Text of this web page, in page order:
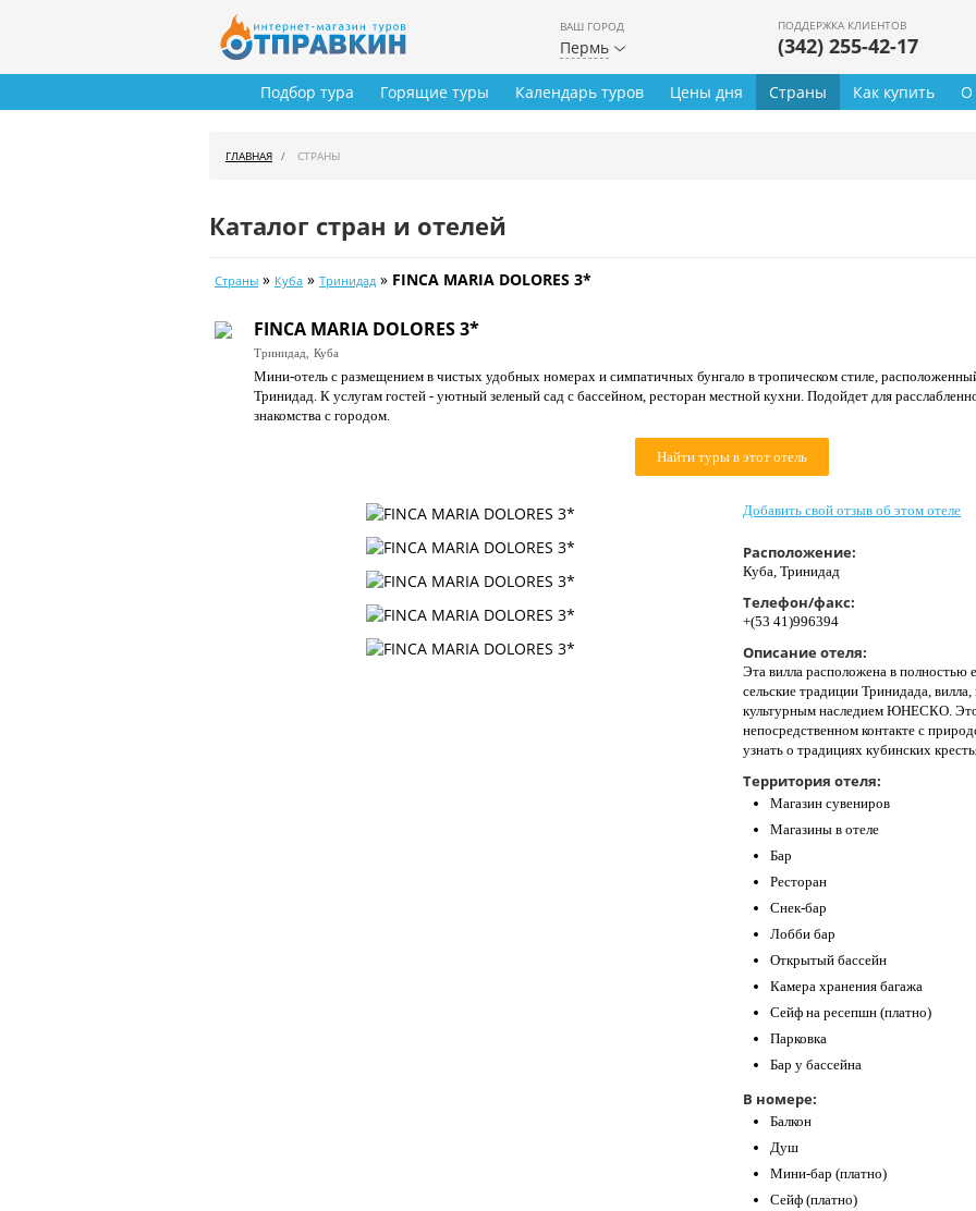
ВАШ ГОРОД
Пермь
ПОДДЕРЖКА КЛИЕНТОВ
(342) 255-42-17
Подбор тура Горящие туры Календарь туров Цены дня Страны Как купить О
ГЛАВНАЯ СТРАНЫ
Каталог стран и отелей
Страны » Куба » Тринидад » FINCA MARIA DOLORES 3*
FINCA MARIA DOLORES 3*
Тринидад, Куба
Мини-отель с размещением в чистых удобных номерах и симпатичных бунгало в тропическом стиле,
Тринидад. К услугам гостей - уютный зеленый сад с бассейном, ресторан местной кухни. Подойдет для
знакомства с городом.
Найти туры в этот отель
Добавить свой отзыв об этом отеле
Расположение:
Куба, Тринидад
Телефон/факс:
+(53 41)996394
Описание отеля:
Эта вилла расположена в полностью
сельские традиции Тринидада,
культурным наследием ЮНЕСКО.
непосредственном контакте с
узнать о традициях кубинских
Территория отеля:
Магазин сувениров
Магазины в отеле
Бар
Ресторан
Снек-бар
Лобби бар
Открытый бассейн
Камера хранения багажа
Сейф на ресепшн (платно)
Парковка
Бар у бассейна
В номере:
Балкон
Душ
Мини-бар (платно)
Сейф (платно)